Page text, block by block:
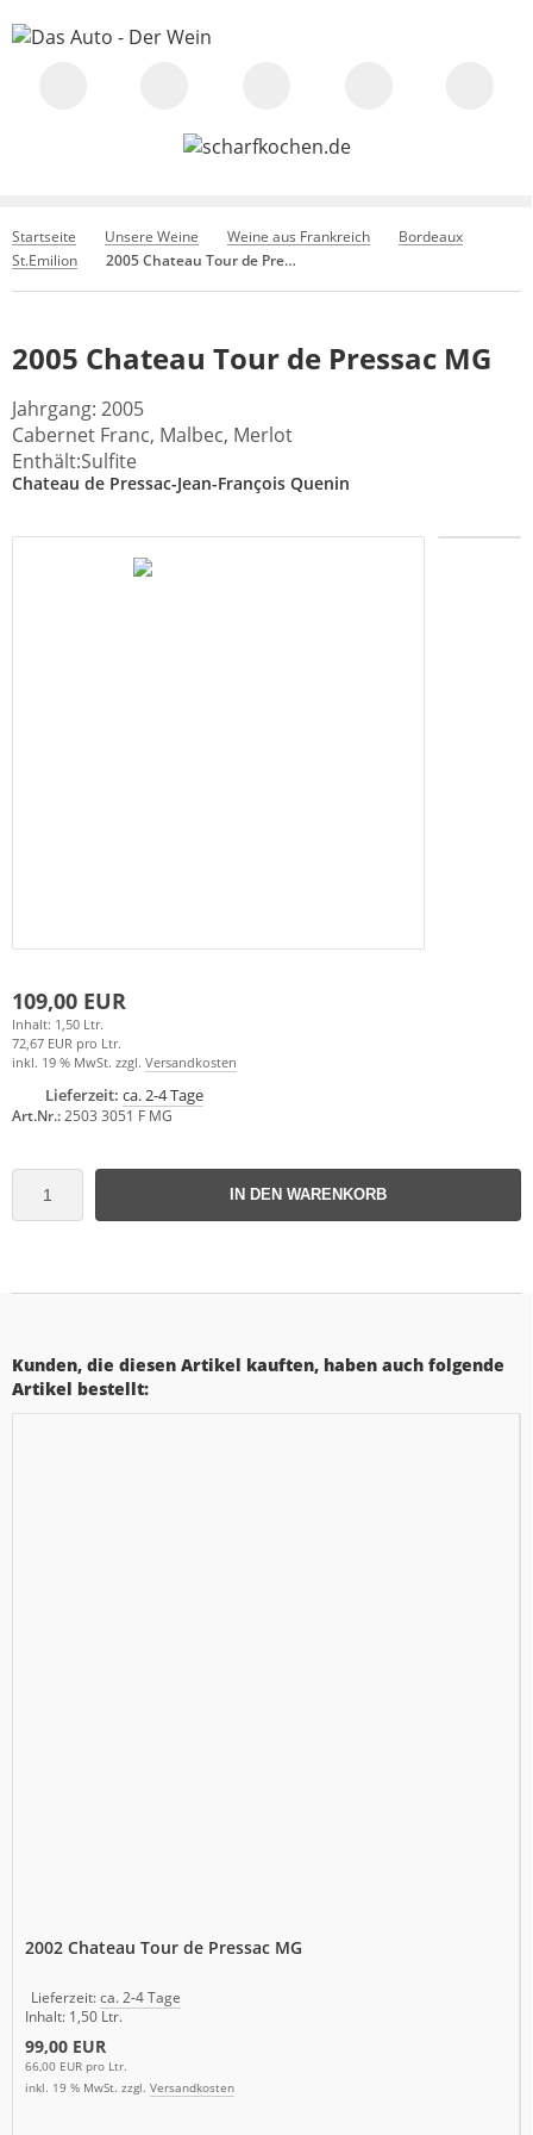
Startseite Unsere Weine Weine aus Frankreich
Bordeaux
St.Emilion
2005 Chateau Tour de Pressac MG
2005 Chateau Tour de Pressac MG
Jahrgang: 2005
Cabernet Franc, Malbec, Merlot
Enthält:Sulfite
Chateau de Pressac-Jean-François Quenin
109,00 EUR
Inhalt: 1,50 Ltr.
72,67 EUR pro Ltr.
inkl. 19 % MwSt. zzgl. Versandkosten
Lieferzeit: ca. 2-4 Tage
Art.Nr.:2503 3051 F MG
IN DEN WARENKORB
Kunden, die diesen Artikel kauften, haben auch folgende
Artikel bestellt:
2002 Chateau Tour de Pressac MG
Lieferzeit:ca. 2-4 Tage
Inhalt: 1,50 Ltr.
99,00 EUR
66,00 EUR pro Ltr.
inkl. 19 % MwSt. zzgl. Versandkosten